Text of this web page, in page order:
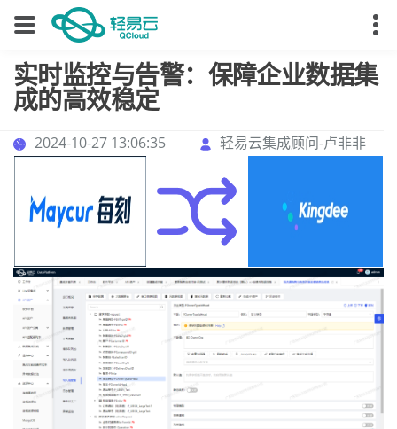
实时监控与告警：保障企业数据集
成的高效稳定
2024-10-27 13:06:35 轻易云集成顾问-卢非非